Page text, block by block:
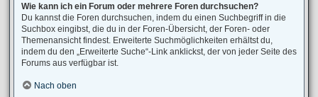
Wie kann ich ein Forum oder mehrere Foren durchsuchen?
Du kannst die Foren durchsuchen, indem du einen Suchbegriff in die
Suchbox eingibst, die du in der Foren-Übersicht, der Foren- oder
Themenansicht findest. Erweiterte Suchmöglichkeiten erhältst du,
indem du den „Erweiterte Suche“-Link anklickst, der von jeder Seite des
Forums aus verfügbar ist.
Nach oben